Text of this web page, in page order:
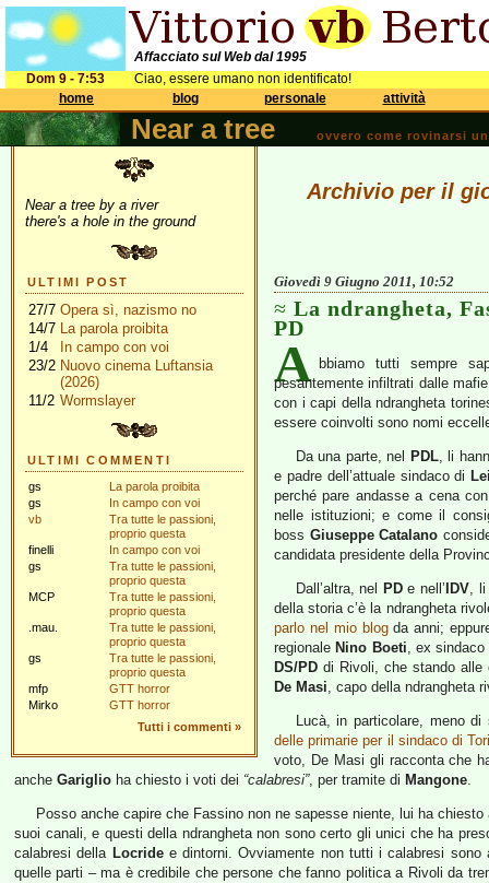
Affacciato sul Web dal 1995
Dom 9 - 7:53
Ciao, essere umano non identificato!
home
blog personale attività
Near a tree ovvero come rovinarsi
Near a tree by a river
there's a hole in the ground
ULTIMI POST
27/7 Opera sì, nazismo no
14/7 La parola proibita
1/4
In campo con voi
23/2 Nuovo cinema Luftansia
(2026)
11/2 Wormslayer
ULTIMI COMMENTI
gs
La parola proibita
gs
In campo con voi
vb
Tra tutte le passioni,
proprio questa
finelli
In campo con voi
gs
Tra tutte le passioni,
proprio questa
MCP
Tra tutte le passioni,
proprio questa
.mau.
Tra tutte le passioni,
proprio questa
gs
Tra tutte le passioni,
proprio questa
mfp
GTT horror
Mirko
GTT horror
Tutti i commenti »
Archivio per il
Giovedì 9 Giugno 2011, 10:52
La ndrangheta,
PD
A bbiamo tutti sempre
pesantemente infiltrati dalle
con i capi della ndrangheta
essere coinvolti sono nomi
Da una parte, nel PDL, li
e padre dell’attuale sindaco di
perché pare andasse a cena
nelle istituzioni; e come il
boss Giuseppe Catalano
candidata presidente della
Dall’altra, nel PDe nell’ IDV, li
della storia c’è la ndrangheta
parlo nel mio blogda anni;
regionale Nino Boeti, ex
DS/PD di Rivoli, che stando alle
De Masi, capo della ndrangheta
Lucà, in particolare, meno
delle primarie per il sindaco di
voto, De Masi gli racconta che
anche Gariglio ha chiesto i voti dei “calabresi”, per tramite di Mangone.
Posso anche capire che Fassino non ne sapesse niente, lui ha
suoi canali, e questi della ndrangheta non sono certo gli unici che ha
calabresi della Locridee dintorni. Ovviamente non tutti i calabresi sono
quelle parti – ma è credibile che persone che fanno politica a Rivoli da